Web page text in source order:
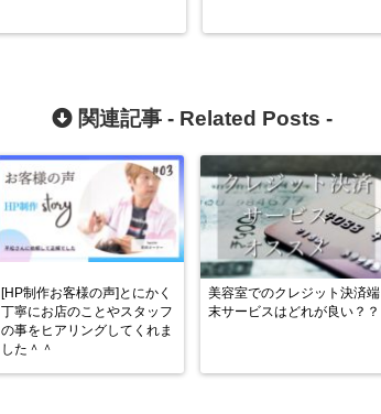
関連記事 - Related Posts -
[HP制作お客様の声]とにかく
丁寧にお店のことやスタッフ
の事をヒアリングしてくれま
した＾＾
美容室でのクレジット決済端
末サービスはどれが良い？？